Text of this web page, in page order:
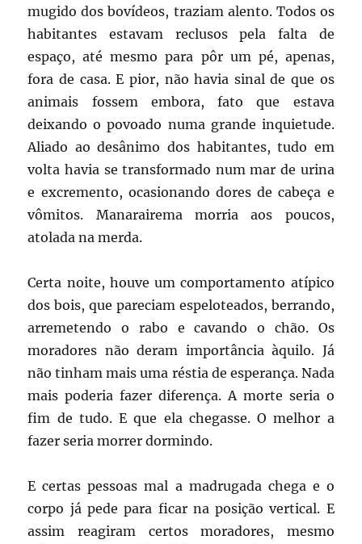
mugido dos bovídeos, traziam alento. Todos os
habitantes estavam reclusos pela falta de
espaço, até mesmo para pôr um pé, apenas,
fora de casa. E pior, não havia sinal de que os
animais fossem embora, fato que estava
deixando o povoado numa grande inquietude.
Aliado ao desânimo dos habitantes, tudo em
volta havia se transformado num mar de urina
e excremento, ocasionando dores de cabeça e
vômitos. Manarairema morria aos poucos,
atolada na merda.
Certa noite, houve um comportamento atípico
dos bois, que pareciam espeloteados, berrando,
arremetendo o rabo e cavando o chão. Os
moradores não deram importância àquilo. Já
não tinham mais uma réstia de esperança. Nada
mais poderia fazer diferença. A morte seria o
fim de tudo. E que ela chegasse. O melhor a
fazer seria morrer dormindo.
E certas pessoas mal a madrugada chega e o
corpo já pede para ficar na posição vertical. E
assim reagiram certos moradores, mesmo